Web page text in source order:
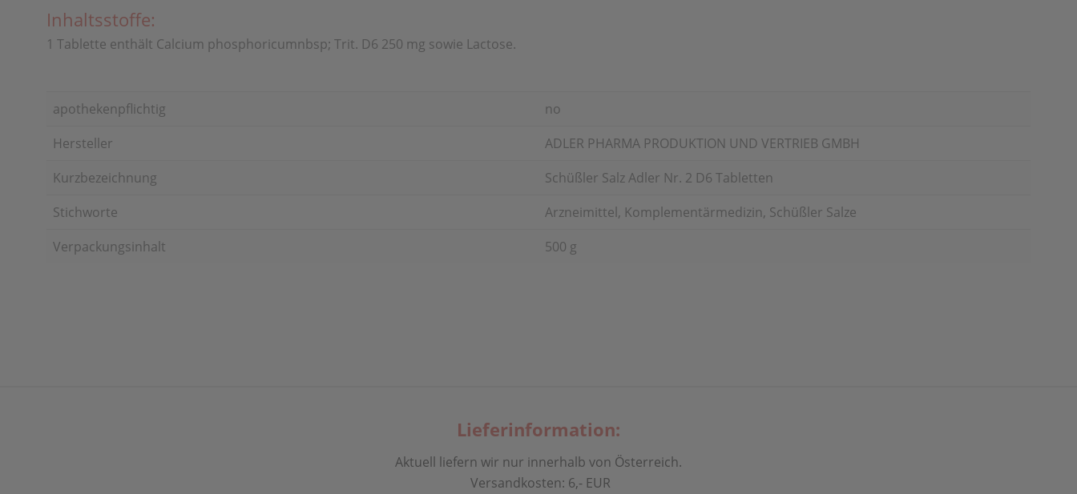
Inhaltsstoffe:
1 Tablette enthält Calcium phosphoricumnbsp; Trit. D6 250 mg sowie Lactose.
apothekenpflichtig
no
Hersteller
ADLER PHARMA PRODUKTION UND VERTRIEB GMBH
Kurzbezeichnung
Schüßler Salz Adler Nr. 2 D6 Tabletten
Stichworte
Arzneimittel, Komplementärmedizin, Schüßler Salze
Verpackungsinhalt
500 g
Lieferinformation:
Aktuell liefern wir nur innerhalb von Österreich.
Versandkosten: 6,- EUR